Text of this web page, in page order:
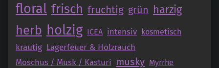
floral frisch fruchtig grün harzig
herb holzig ICEA intensiv kosmetisch
krautig Lagerfeuer & Holzrauch
Moschus / Musk / Kasturi musky Myrrhe